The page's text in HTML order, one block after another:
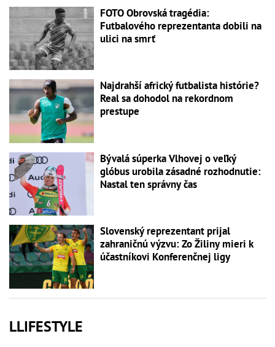
FOTO Obrovská tragédia:
Futbalového reprezentanta dobili na
ulici na smrť
Najdrahší africký futbalista histórie?
Real sa dohodol na rekordnom
prestupe
Bývalá súperka Vlhovej o veľký
glóbus urobila zásadné rozhodnutie:
Nastal ten správny čas
Slovenský reprezentant prijal
zahraničnú výzvu: Zo Žiliny mieri k
účastníkovi Konferenčnej ligy
LLIFESTYLE